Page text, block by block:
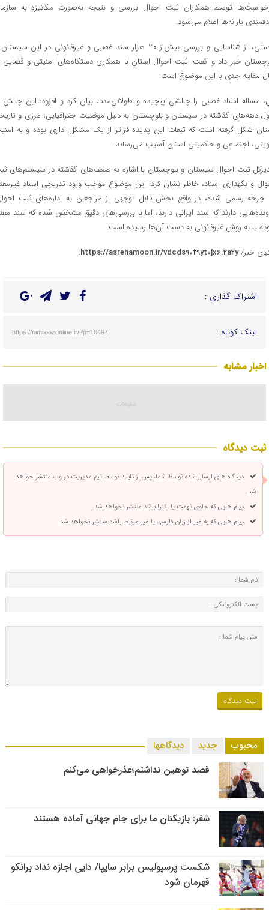
توسط همکاران ثبت احوال بررسی و نتیجه به‌صورت مکانیزه به
یارانه‌ها اعلام می‌شود.
رحمتی، از شناسایی و بررسی بیش‌از ۳۰ هزار سند غصبی و غیرقانونی در این
خبر داد و گفت: ثبت احوال استان با همکاری دستگاه‌های امنیتی و قضایی
مقابله جدی با این موضوع است.
مساله اسناد غصبی را چالشی پیچیده و طولانی‌مدت بیان کرد و افزود: این چالش
دهه‌های گذشته در سیستان و بلوچستان به دلیل موقعیت جغرافیایی، مرزی و
شکل گرفته است که تبعات این پدیده فراتر از یک مشکل اداری بوده و به
اجتماعی و حاکمیتی استان آسیب می‌رساند.
ثبت احوال سیستان و بلوچستان با اشاره به ضعف‌های گذشته در سیستم‌های
و نگهداری اسناد، خاطر نشان کرد: این موضوع موجب ورود تدریجی اسناد
چرخه رسمی شده، در واقع بخش قابل توجهی از مراجعان به اداره‌های ثبت
دارند که سند ایرانی دارند، اما با بررسی‌های دقیق مشخص شده که سند
یا به روش غیرقانونی به دست آن‌ها رسیده است.
خبر/https://asrehamoon.ir/vdcds90f9yt0jx6.2a2y.
اشتراک گذاری :
لینک کوتاه : https://nimroozonline.ir/?p=10497
اخبار مشابه
ثبت دیدگاه
دیدگاه های ارسال شده توسط شما، پس از تایید توسط تیم مدیریت در وب منتشر خواهد
شد.
پیام هایی که حاوی تهمت یا افترا باشد منتشر نخواهد شد.
پیام هایی که به غیر از زبان فارسی یا غیر مرتبط باشد منتشر نخواهد شد.
محبوب جدید دیدگاهها
قصد توهین نداشتم؛عذرخواهی می‌کنم
شفر: بازیکنان ما برای جام جهانی آماده هستند
شکست پرسپولیس برابر سایپا/ دایی اجازه نداد برانکو
قهرمان شود